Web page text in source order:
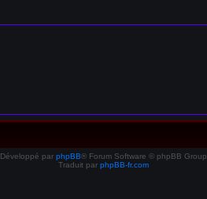
Développé par phpBB® Forum Software © phpBB Group
Traduit par phpBB-fr.com